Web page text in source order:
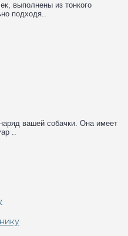
выполнены из тонкого
подходя..
вашей собачки. Она имеет
..